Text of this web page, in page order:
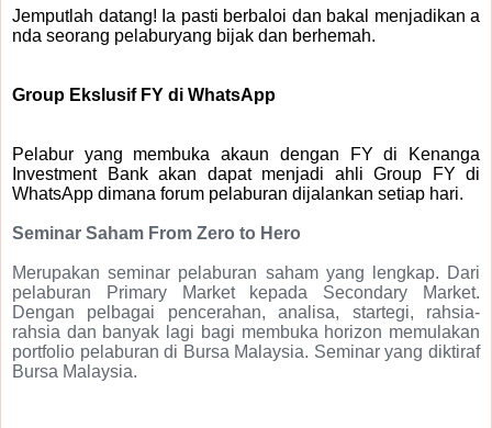
Jemputlah datang! Ia pasti berbaloi dan bakal menjadikan a
nda seorang pelaburyang bijak dan berhemah.
Group Ekslusif FY di WhatsApp
Pelabur yang membuka akaun dengan FY di Kenanga
Investment Bank akan dapat menjadi ahli Group FY di
WhatsApp dimana forum pelaburan dijalankan setiap hari.
Seminar Saham From Zero to Hero
Merupakan seminar pelaburan saham yang lengkap. Dari
pelaburan Primary Market kepada Secondary Market.
Dengan pelbagai pencerahan, analisa, startegi, rahsia-
rahsia dan banyak lagi bagi membuka horizon memulakan
portfolio pelaburan di Bursa Malaysia. Seminar yang diktiraf
Bursa Malaysia.